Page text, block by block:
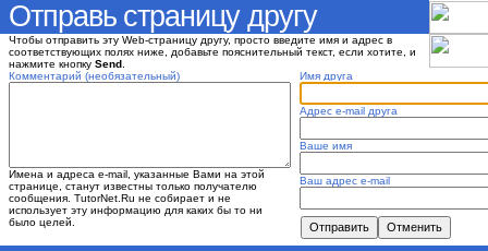
Отправь страницу другу
Чтобы отправить эту Web-страницу другу, просто введите имя и адрес в
соответствующих полях ниже, добавьте пояснительный текст, если хотите, и
нажмите кнопку Send
Комментарий (необязательный)
Имена и адреса e-mail, указанные Вами на этой
странице, станут известны только получателю
сообщения. TutorNet.Ru не собирает и не
использует эту информацию для каких бы то ни
было целей.
Имя друга
Адрес e-mail друга
Ваше имя
Ваш адрес e-mail